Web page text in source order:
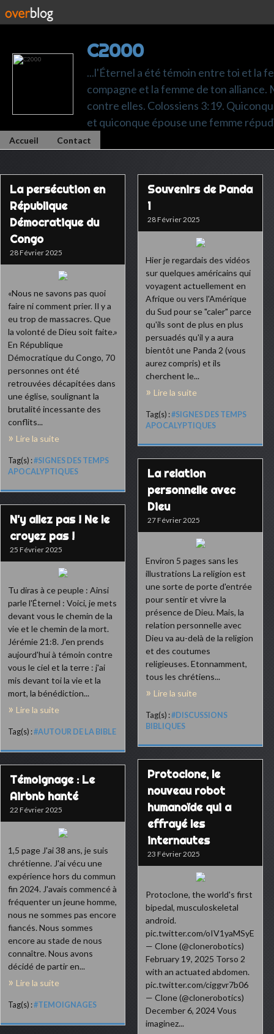
C2000
...l'Éternel a été témoin entre toi et la
compagne et la femme de ton alliance.
contre elles. Colossiens 3:19.
et quiconque épouse une femme
Accueil Contact
La persécution en
République
Démocratique du
Congo
28 Février 2025
«Nous ne savons pas quoi
faire ni comment prier. Il y a
eu trop de massacres. Que
la volonté de Dieu soit faite.»
En République
Démocratique du Congo, 70
personnes ont été
retrouvées décapitées dans
une église, soulignant la
brutalité incessante des
conflits...
Lire la suite
Tag(s) :#SIGNES DES TEMPS
APOCALYPTIQUES
Souvenirs de Panda
1
28 Février 2025
Hier je regardais des vidéos
sur quelques américains qui
voyagent actuellement en
Afrique ou vers l'Amérique
du Sud pour se "caler" parce
qu'ils sont de plus en plus
persuadés qu'il y a aura
bientôt une Panda 2 (vous
aurez compris) et ils
cherchent le...
Lire la suite
Tag(s) :#SIGNES DES TEMPS
APOCALYPTIQUES
La relation
personnelle avec
Dieu
27 Février 2025
Environ 5 pages sans les
illustrations La religion est
une sorte de porte d'entrée
pour sentir et vivre la
présence de Dieu. Mais, la
relation personnelle avec
Dieu va au-delà de la religion
et des coutumes
religieuses. Etonnamment,
tous les chrétiens...
Lire la suite
Tag(s) :#DISCUSSIONS
BIBLIQUES
N'y allez pas ! Ne le
croyez pas !
25 Février 2025
Tu diras à ce peuple : Ainsi
parle l'Éternel : Voici, je mets
devant vous le chemin de la
vie et le chemin de la mort.
Jérémie 21:8. J'en prends
aujourd'hui à témoin contre
vous le ciel et la terre : j'ai
mis devant toi la vie et la
mort, la bénédiction...
Lire la suite
Tag(s) :#AUTOUR DE LA BIBLE
Protoclone, le
nouveau robot
humanoïde qui a
effrayé les
internautes
23 Février 2025
Protoclone, the world's first
bipedal, musculoskeletal
android.
pic.twitter.com/oIV1yaMSyE
— Clone (@clonerobotics)
February 19, 2025 Torso 2
with an actuated abdomen.
pic.twitter.com/ciggvr7b06
— Clone (@clonerobotics)
December 6, 2024 Vous
imaginez...
Témoignage : Le
Airbnb hanté
22 Février 2025
1,5 page J'ai 38 ans, je suis
chrétienne. J'ai vécu une
expérience hors du commun
fin 2024. J'avais commencé à
fréquenter un jeune homme,
nous ne sommes pas encore
fiancés. Nous sommes
encore au stade de nous
connaître. Nous avons
décidé de partir en...
Lire la suite
Tag(s) :#TEMOIGNAGES